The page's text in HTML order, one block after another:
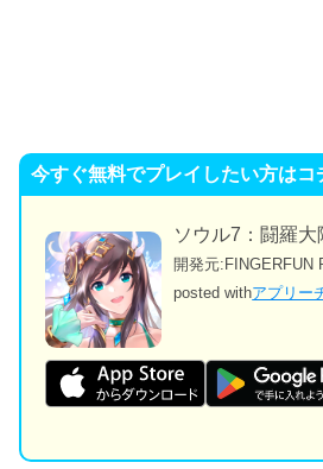
今すぐ無料でプレイしたい方はコ
ソウル7：闘羅大
開発元: FINGERFUN
posted withアプリー